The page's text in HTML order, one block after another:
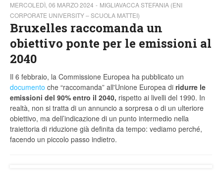
MERCOLEDÌ, 06 MARZO 2024
MIGLIAVACCA STEFANIA (ENI
CORPORATE UNIVERSITY – SCUOLA MATTEI)
Bruxelles raccomanda un
obiettivo ponte per le emissioni al
2040
Il 6 febbraio, la Commissione Europea ha pubblicato un
documento che “raccomanda” all'Unione Europea di ridurre le
emissioni del 90% entro il 2040, rispetto ai livelli del 1990. In
realtà, non si tratta di un annuncio a sorpresa o di un ulteriore
obiettivo, ma dell’indicazione di un punto intermedio nella
traiettoria di riduzione già definita da tempo: vediamo perché,
facendo un piccolo passo indietro.